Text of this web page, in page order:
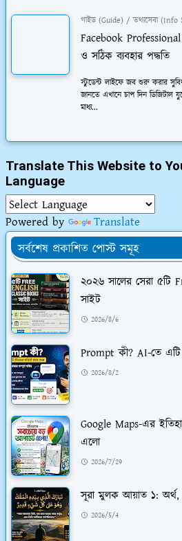
গাইড (Guide) / তথ্যসেবা (Info
Facebook Professional
ও সঠিক ব্যবহার পদ্ধতি
স্টুডেন্ট লাইফে জব শুরু করার
জানতে এখানে চাপ দিন ডিজিটাল
মাধ্য...
Translate This Website to
Language
Powered by
Translate
সর্বশেষ প্রকাশিত পোস্ট সমূহ
২০২৬ সালের সেরা ৫টি
সাইট
2026/8/6
Prompt কী? AI-তে
2026/8/2
Google Maps-এর
এলো
2026/7/29
সূরা মুলক আয়াত ১: অর্থ,
2026/5/4